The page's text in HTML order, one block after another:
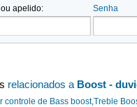
ou apelido: Senha
relacionados a Boost -
controle de Bass boost,Treble